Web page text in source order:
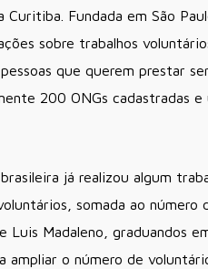
Fundada em São
sobre trabalhos
que querem prestar
200 ONGs cadastradas e
já realizou algum
somada ao número
Madaleno, graduandos
o número de